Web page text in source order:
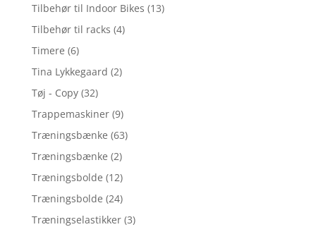
Tilbehør til Indoor Bikes (13)
Tilbehør til racks (4)
Timere (6)
Tina Lykkegaard (2)
Tøj - Copy (32)
Trappemaskiner (9)
Træningsbænke (63)
Træningsbænke (2)
Træningsbolde (12)
Træningsbolde (24)
Træningselastikker (3)